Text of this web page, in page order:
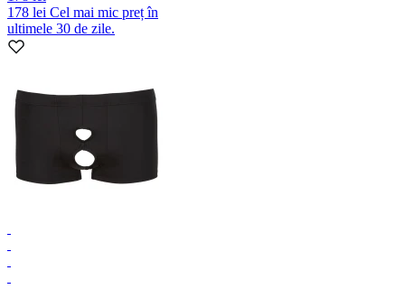
178 lei Cel mai mic preț în
ultimele 30 de zile.